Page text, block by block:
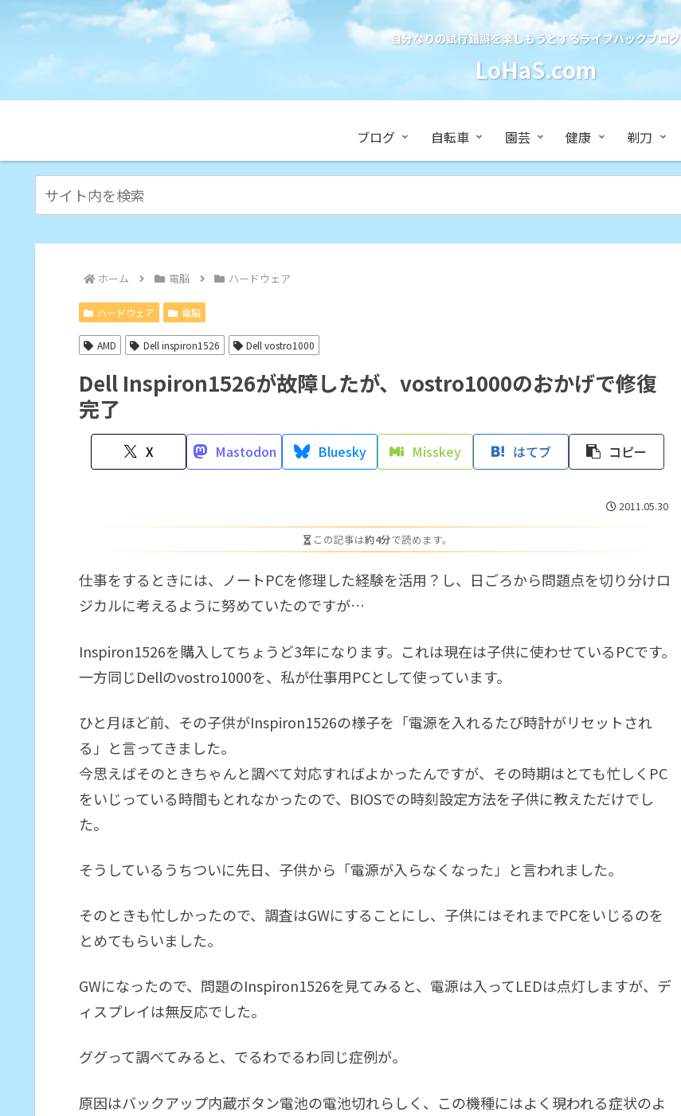
自分なりの試行錯誤を楽しもうとするライフハックブログ
LoHaS.com
ブログ 自転車 園芸 健康 剃刀
ホーム 電脳 ハードウェア
ハードウェア 電脳
AMD Dell inspiron1526 Dell vostro1000
Dell Inspiron1526が故障したが、vostro1000のおかげで修復
完了
X Mastodon Bluesky Misskey はてブ コピー
2011.05.30
この記事は約4分で読めます。
仕事をするときには、ノートPCを修理した経験を活用？し、日ごろから問題点を切り分けロ
ジカルに考えるように努めていたのですが…
Inspiron1526を購入してちょうど3年になります。これは現在は子供に使わせているPCです。
一方同じDellのvostro1000を、私が仕事用PCとして使っています。
ひと月ほど前、その子供がInspiron1526の様子を「電源を入れるたび時計がリセットされ
る」と言ってきました。
今思えばそのときちゃんと調べて対応すればよかったんですが、その時期はとても忙しくPC
をいじっている時間もとれなかったので、BIOSでの時刻設定方法を子供に教えただけでし
た。
そうしているうちついに先日、子供から「電源が入らなくなった」と言われました。
そのときも忙しかったので、調査はGWにすることにし、子供にはそれまでPCをいじるのを
とめてもらいました。
GWになったので、問題のInspiron1526を見てみると、電源は入ってLEDは点灯しますが、デ
ィスプレイは無反応でした。
ググって調べてみると、でるわでるわ同じ症例が。
原因はバックアップ内蔵ボタン電池の電池切れらしく、この機種にはよく現われる症状のよ